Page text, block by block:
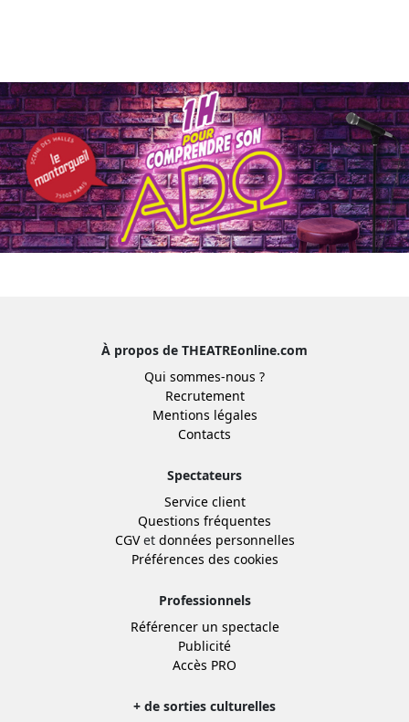
À propos de THEATREonline.com
Qui sommes-nous ?
Recrutement
Mentions légales
Contacts
Spectateurs
Service client
Questions fréquentes
CGVet données personnelles
Préférences des cookies
Professionnels
Référencer un spectacle
Publicité
Accès PRO
+ de sorties culturelles